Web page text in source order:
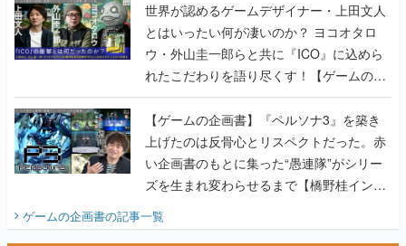
世界が認めるゲームデザイナー・上田文人
とはいったい何が凄いのか？ ヨコオタロ
ウ・外山圭一郎らと共に『ICO』に込めら
れたこだわりを語り尽くす！【ゲームの企
画書】
【ゲームの企画書】『ペルソナ3』を築き
上げたのは反骨心とリスペクトだった。赤
い企画書のもとに集った“愚連隊”がシリー
ズを生まれ変わらせるまで【橋野桂インタ
ビュー】
ゲームの企画書の記事一覧